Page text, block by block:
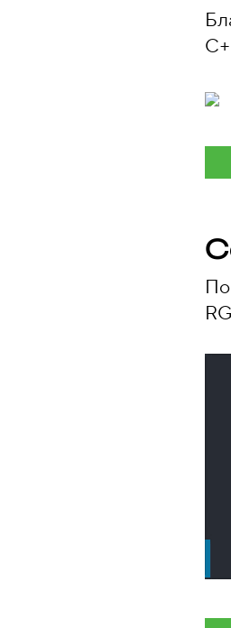
C